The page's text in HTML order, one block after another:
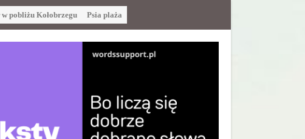
pobliżu Kołobrzegu Psia plaża